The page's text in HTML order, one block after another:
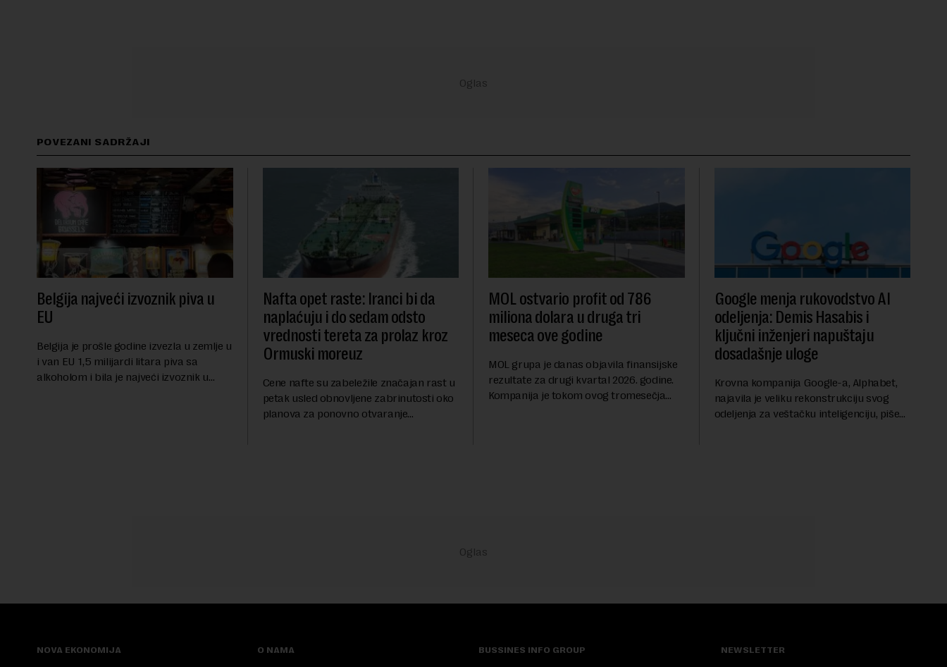
POVEZANI SADRŽAJI
Belgija najveći izvoznik piva u
EU
Belgija je prošle godine izvezla u zemlje u
i van EU 1,5 milijardi litara piva sa
alkoholom i bila je najveći izvoznik u
Nafta opet raste: Iranci bi da
naplaćuju i do sedam odsto
vrednosti tereta za prolaz kroz
Ormuski moreuz
Cene nafte su zabeležile značajan rast u
petak usled obnovljene zabrinutosti oko
planova za ponovno otvaranje
MOL ostvario profit od 786
miliona dolara u druga tri
meseca ove godine
MOL grupa je danas objavila finansijske
rezultate za drugi kvartal 2026. godine.
Kompanija je tokom ovog tromesečja
Google menja rukovodstvo AI
odeljenja: Demis Hasabis i
ključni inženjeri napuštaju
dosadašnje uloge
Krovna kompanija Google-a, Alphabet,
najavila je veliku rekonstrukciju svog
odeljenja za veštačku inteligenciju, piše
NOVA EKONOMIJA O NAMA BUSSINES INFO GROUP NEWSLETTER